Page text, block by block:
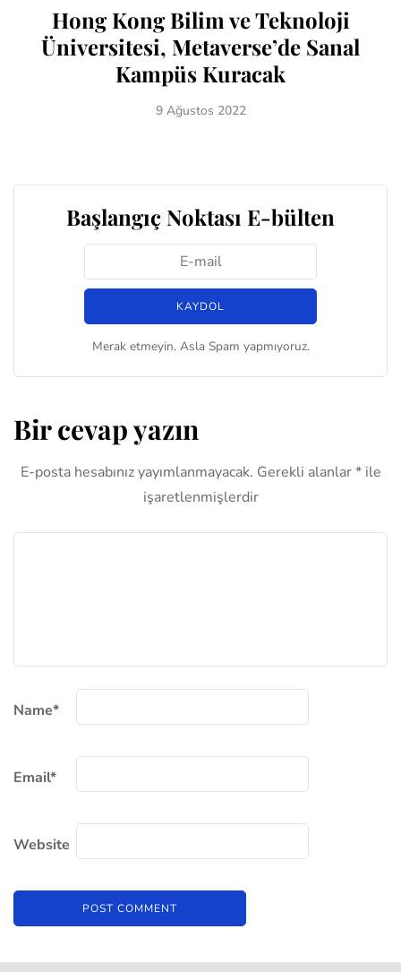
Hong Kong Bilim ve Teknoloji
Üniversitesi, Metaverse’de Sanal
Kampüs Kuracak
9 Ağustos 2022
Başlangıç Noktası E-bülten
Merak etmeyin. Asla Spam yapmıyoruz.
Bir cevap yazın
E-posta hesabınız yayımlanmayacak. Gerekli alanlar*ile
işaretlenmişlerdir
Name*
Email*
Website